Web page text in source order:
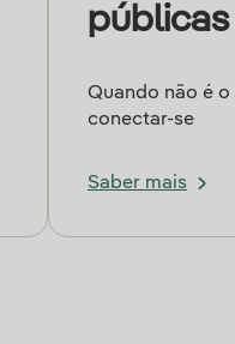
públicas
Quando não é o
conectar-se
Saber mais